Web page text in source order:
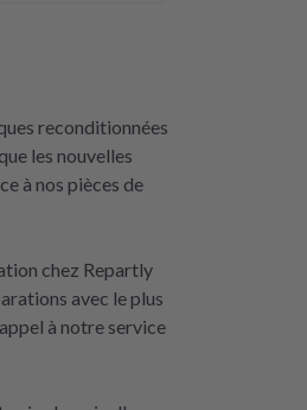
reconditionnées
les nouvelles
à nos pièces de
chez Repartly
avec le plus
à notre service